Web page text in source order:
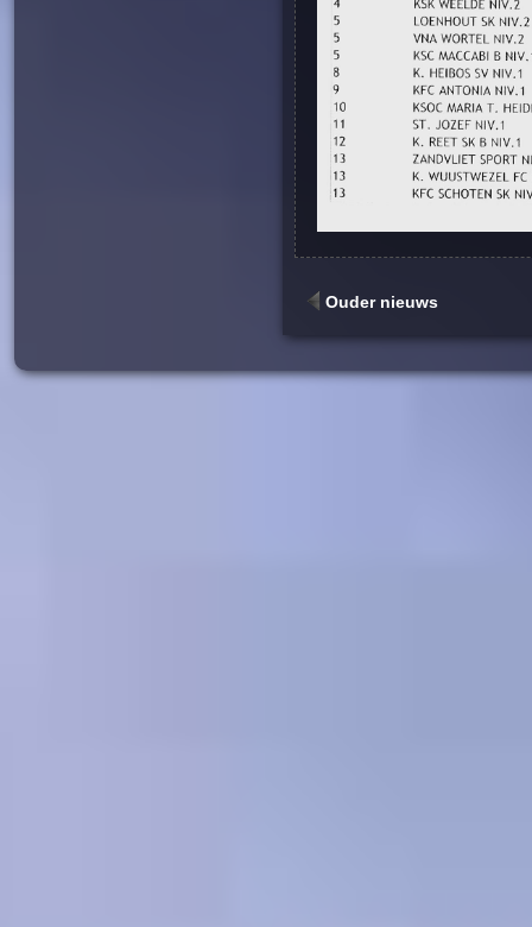
Ouder nieuws